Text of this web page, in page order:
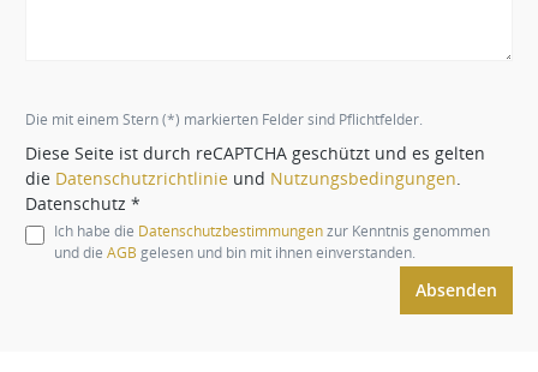
Die mit einem Stern (*) markierten Felder sind Pflichtfelder.
Diese Seite ist durch reCAPTCHA geschützt und es gelten
die Datenschutzrichtlinie und Nutzungsbedingungen
Datenschutz *
Ich habe die Datenschutzbestimmungenzur Kenntnis genommen
und die AGB gelesen und bin mit ihnen einverstanden.
Absenden